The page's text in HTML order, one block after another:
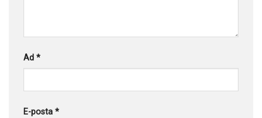
Ad *
E-posta *